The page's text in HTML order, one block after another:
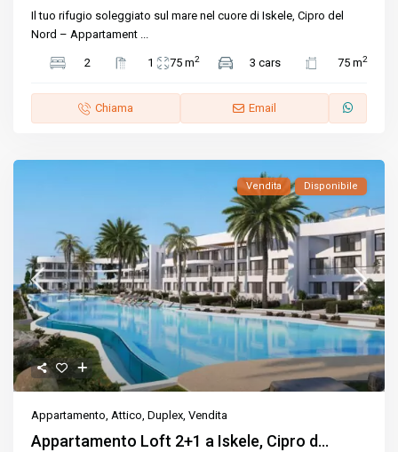
Il tuo rifugio soleggiato sul mare nel cuore di Iskele, Cipro del
Nord – Appartament ...
2 1 75 m2 3 cars 75 m2
Chiama Email
Vendita Disponibile
Appartamento,Attico,Duplex,Vendita
Appartamento Loft 2+1 a Iskele, Cipro d...